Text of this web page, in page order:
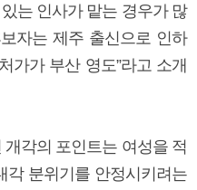
는 인사가 맡는 경우가 많
자는 제주 출신으로 인하
가가 부산 영도”라고 소개
개각의 포인트는 여성을 적
각 분위기를 안정시키려는